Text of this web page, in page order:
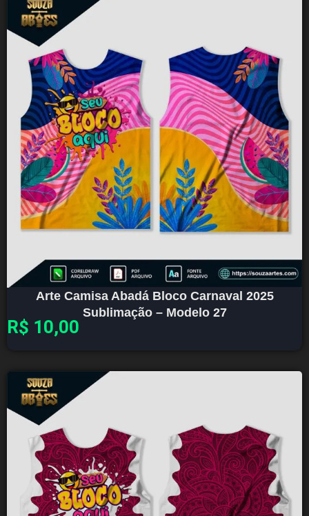
Arte Camisa Abadá Bloco Carnaval 2025
Sublimação – Modelo 27
R$ 10,00